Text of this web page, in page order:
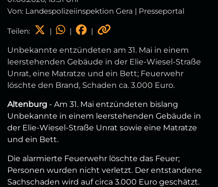
Von: Landespolizeiinspektion Gera | Presseportal
Teilen: | | |
Unbekannte entzündeten am 31. Mai in einem
leerstehenden Gebäude in der Elie‑Wiesel‑Straße
Unrat, eine Matratze und ein Bett; Feuerwehr
löschte den Brand, Schaden ca. 3.000 Euro.
Altenburg - Am 31. Mai entzündeten bislang
Unbekannte in einem leerstehenden Gebäude in
der Elie‑Wiesel‑Straße Unrat sowie eine Matratze
und ein Bett.
Die alarmierte Feuerwehr löschte das Feuer;
Personen wurden nicht verletzt. Der entstandene
Sachschaden wird auf circa 3.000 Euro geschätzt.